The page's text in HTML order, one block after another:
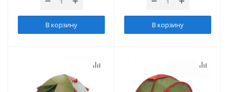
В корзину В корзину